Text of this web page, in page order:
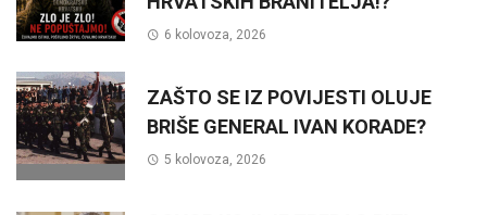
6 kolovoza, 2026
ZAŠTO SE IZ POVIJESTI OLUJE
BRIŠE GENERAL IVAN KORADE?
5 kolovoza, 2026